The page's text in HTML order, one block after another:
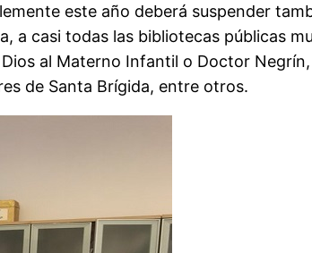
este año deberá suspender
casi todas las bibliotecas públicas
al Materno Infantil o Doctor
de Santa Brígida, entre otros.